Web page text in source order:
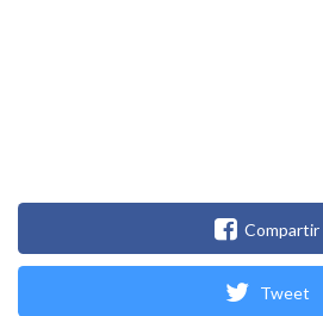
Compartir
Tweet